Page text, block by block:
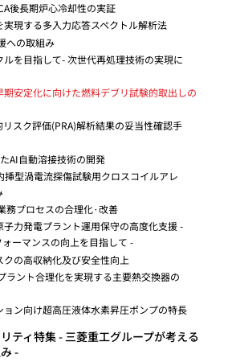
後長期炉心冷却性の実証
現する多入力応答スペクトル解析法
への取組み
を目指して- 次世代再処理技術の実現に
安定化に向けた燃料デブリ試験的取出しの
スク評価(PRA)解析結果の妥当性確認手
AI自動溶接技術の開発
挿型渦電流探傷試験用クロスコイルアレ
務プロセスの合理化·改善
力発電プラント運用保守の高度化支援 -
ーマンスの向上を目指して -
の高収納化及び安全性向上
ラント合理化を実現する主要熱交換器の
ン向け超高圧液体水素昇圧ポンプの特長
ティ特集 - 三菱重工グループが考える
-